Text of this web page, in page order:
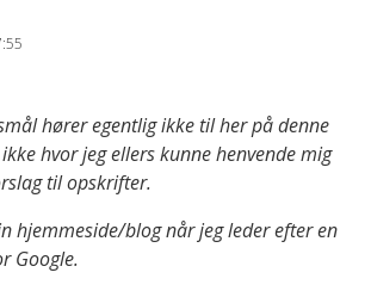
hører egentlig ikke til her på denne
hvor jeg ellers kunne henvende mig
til opskrifter.
hjemmeside/blog når jeg leder efter en
Google.